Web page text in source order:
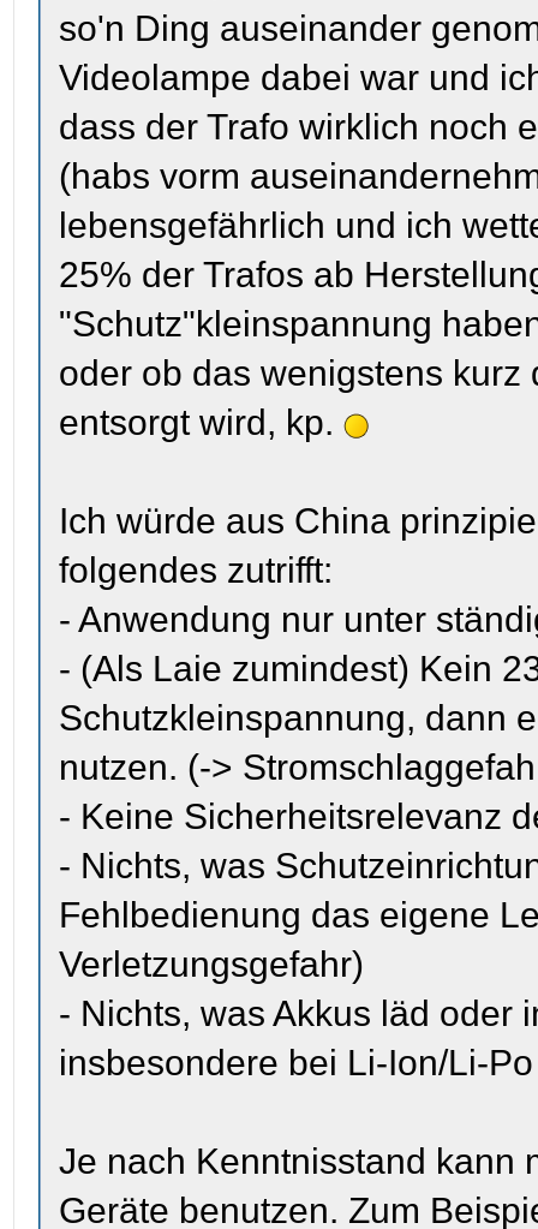
so'n Ding auseinander
Videolampe dabei war und
dass der Trafo wirklich noch
(habs vorm
lebensgefährlich und ich
25% der Trafos ab
"Schutz"kleinspannung
oder ob das wenigstens
entsorgt wird, kp.
Ich würde aus China
folgendes zutrifft:
- Anwendung nur unter
- (Als Laie zumindest) Kein
Schutzkleinspannung, dann
nutzen. (->
- Keine Sicherheitsrelevanz
- Nichts, was
Fehlbedienung das eigene
Verletzungsgefahr)
- Nichts, was Akkus läd oder
insbesondere bei Li-Ion/Li-
Je nach Kenntnisstand kann
Geräte benutzen. Zum